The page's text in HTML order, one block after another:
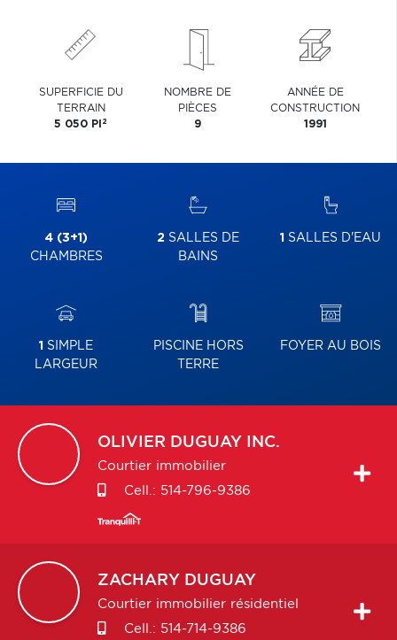
SUPERFICIE DU
TERRAIN
5 050 PI 2
NOMBRE DE
PIÈCES
9
ANNÉE DE
CONSTRUCTION
1991
4 (3+1)
CHAMBRES
2 SALLES DE
BAINS
1 SALLES D'EAU
1 SIMPLE
LARGEUR
PISCINE HORS
TERRE
FOYER AU BOIS
OLIVIER DUGUAY INC.
Courtier immobilier
Cell.: 514-796-9386
ZACHARY DUGUAY
Courtier immobilier résidentiel
Cell.: 514-714-9386